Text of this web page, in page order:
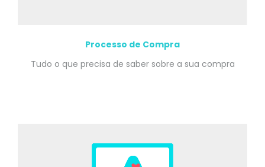
Processo de Compra
Tudo o que precisa de saber sobre a sua compra